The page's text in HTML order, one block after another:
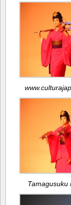
Tamagusuku